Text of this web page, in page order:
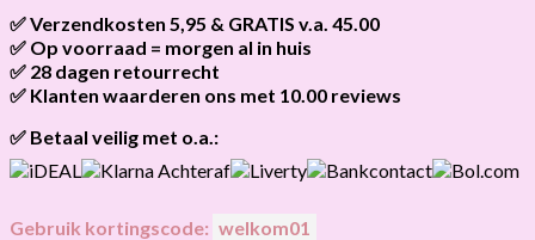
✅ Verzendkosten 5,95 & GRATIS v.a. 45.00
Brievenbus verzendingen zijn 3,95, een pakket 5,95 en
bestellingen v.a. 45,00 worden gratis verzonden.
✅ Op voorraad = morgen al in huis
Als het product op voorraad is en je bestelt vóór 13:00, wordt
hetvandaag nog verzonden.
✅ 28 dagen retourrecht
Niet tevreden? Geen probleem! Je hebt28 dagen
✅ Klanten waarderen ons met 10.00 reviews
✅ Betaal veilig met o.a.:
Gebruik kortingscode: welkom01